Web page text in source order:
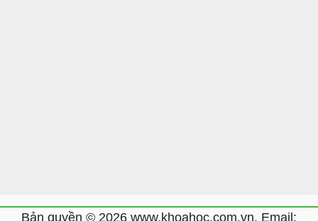
Bản quyền © 2026 www.khoahoc.com.vn. Email: